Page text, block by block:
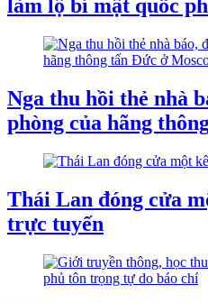
làm lộ bí mật quốc
Nga thu hồi thẻ nhà
phòng của hãng
Thái Lan đóng cửa
trực tuyến